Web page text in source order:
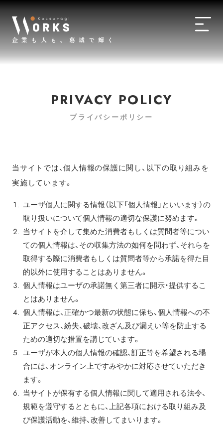
企業も人も、葛城で輝く
PRIVACY POLICY
プライバシーポリシー
当サイトでは、個人情報の保護に関し、以下の取り組みを
実施しています。
ユーザ個人に関する情報（以下「個人情報」といいます）の
取り扱いについて個人情報の適切な保護に努めます。
当サイトを介して集めた消費者もしくは質問者等につい
ての個人情報は、その収集方法の如何を問わず、それらを
取得する際に消費者もしくは質問者等から承諾を得た目
的以外に使用することはありません。
個人情報はユーザの承諾無く第三者に開示・提供するこ
とはありません。
個人情報は、正確かつ最新の状態に保ち、個人情報への不
正アクセス、紛失、破壊、改ざん及び漏えい等を防止する
ための適切な措置を講じています。
ユーザが本人の個人情報の確認、訂正等を希望される場
合には、オンライン上ですみやかに対応させていただき
ます。
当サイトが保有する個人情報に関して適用される法令、
規範を遵守するとともに、上記各項における取り組み及
び保護活動を、維持、改善してまいります。